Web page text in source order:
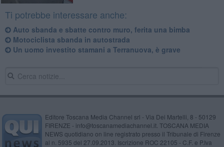
Ti potrebbe interessare anche:
Auto sbanda e sbatte contro muro, ferita una bimba
Motociclista sbanda in autostrada
Un uomo investito stamani a Terranuova, è grave
Editore Toscana Media Channel srl - Via Dei Martelli, 8 - 50129
FIRENZE - info@toscanamediachannel.it. TOSCANA MEDIA
NEWS quotidiano on line registrato presso il Tribunale di Firenze
al n. 5935 del 27.09.2013. Iscrizione ROC 22105 - C.F. e P.Iva